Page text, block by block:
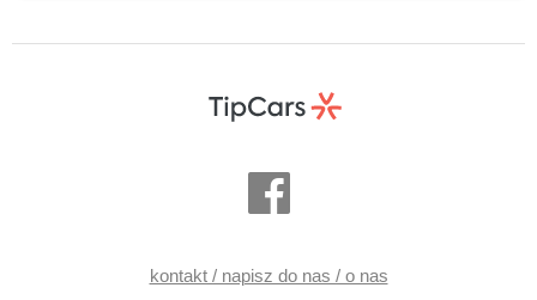
kontakt / napisz do nas / o nas